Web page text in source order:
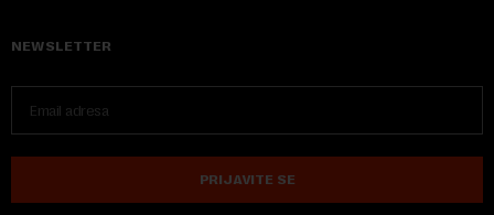
NEWSLETTER
PRIJAVITE SE